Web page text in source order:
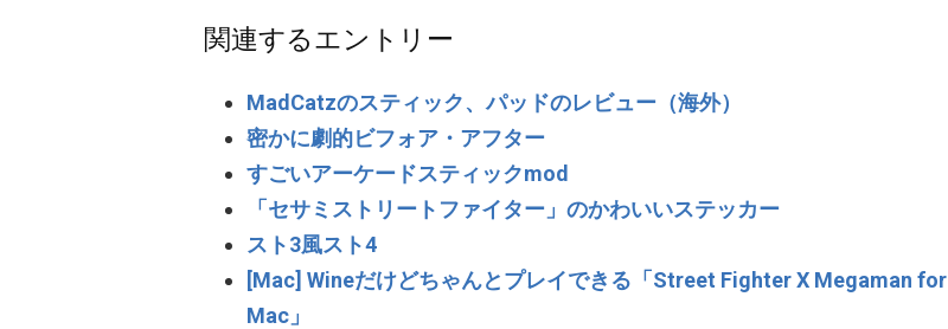
関連するエントリー
MadCatzのスティック、パッドのレビュー（海外）
密かに劇的ビフォア・アフター
すごいアーケードスティックmod
「セサミストリートファイター」のかわいいステッカー
スト3風スト4
[Mac] Wineだけどちゃんとプレイできる「Street Fighter X Megaman for
Mac」